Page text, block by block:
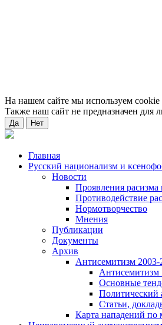
На нашем сайте мы используем cookie
Также наш сайт не предназначен для
Да Нет
Главная
Русский национализм и
Новости
Проявления расизма
Противодействие
Нормотворчество
Мнения
Публикации
Документы
Архив
Антисемитизм 2003-
Антисемитизм
Основные
Политический
Статьи,
Карта нападений по